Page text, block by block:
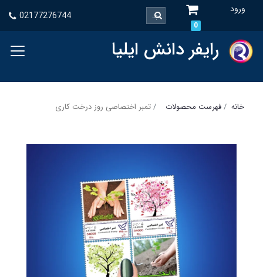
ورود
0
02177276744
رایفر دانش ایلیا
خانه فهرست محصولات تمبر اختصاصی روز درخت کاری